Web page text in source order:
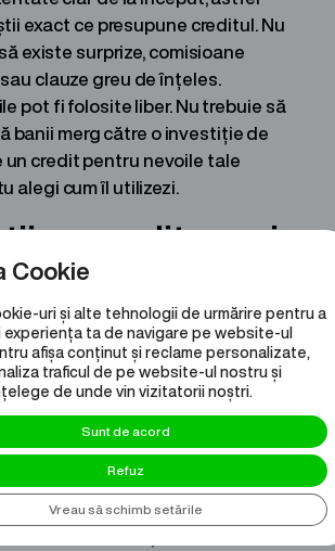
exact ce presupune creditul. Nu
existe surprize, comisioane
clauze greu de înțeles.
pot fi folosite liber. Nu trebuie să
banii merg către o investiție de
un credit pentru nevoile tale
alegi cum îl utilizezi.
un credit nevoi
PFA?
este simplu și se desfășoară
rând, pregătești documentele:
(necesar în prima etapă),
al PFA-ului, cea mai
Unică și un extras de cont
formularul online de pe platformă.
pentru a fi ușor de parcurs,
Cookie
uri și alte tehnologii de urmărire pentru a
experiența ta de navigare pe website-ul
afișa conținut și reclame personalizate,
traficul de pe website-ul nostru și
de unde vin vizitatorii noștri.
Sunt de acord
Refuz
Vreau să schimb setările